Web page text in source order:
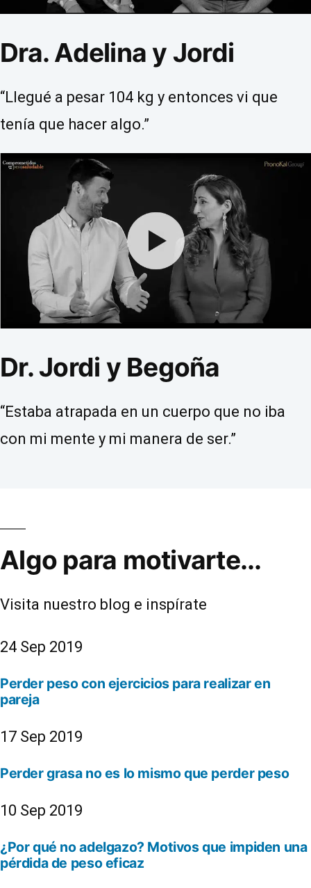
Dra. Adelina y Jordi
“Llegué a pesar 104 kg y entonces vi que
tenía que hacer algo.”
Dr. Jordi y Begoña
“Estaba atrapada en un cuerpo que no iba
con mi mente y mi manera de ser.”
Algo para motivarte...
Visita nuestro blog e inspírate
24 Sep 2019
Perder peso con ejercicios para realizar en
pareja
17 Sep 2019
Perder grasa no es lo mismo que perder peso
10 Sep 2019
¿Por qué no adelgazo? Motivos que impiden una
pérdida de peso eficaz